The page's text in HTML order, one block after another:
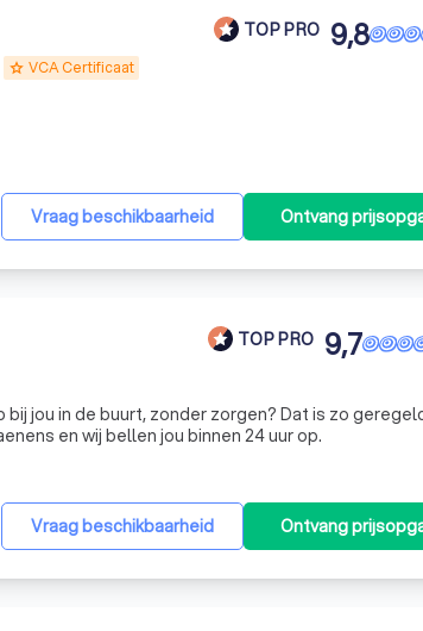
TOP PRO
grade VCA Certificaat
9,8
Vraag beschikbaarheid Ontvang
TOP PRO 9,7
jou in de buurt, zonder zorgen? Dat is zo
en wij bellen jou binnen 24 uur op.
Vraag beschikbaarheid Ontvang